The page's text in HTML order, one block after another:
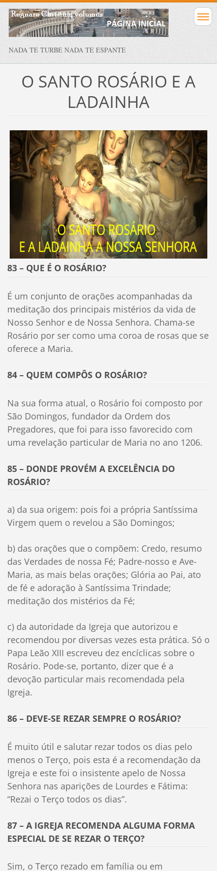
NADA TE TURBE NADA TE ESPANTE
O SANTO ROSÁRIO E A
LADAINHA
83 – QUE É O ROSÁRIO?
É um conjunto de orações acompanhadas da
meditação dos principais mistérios da vida de
Nosso Senhor e de Nossa Senhora. Chama-se
Rosário por ser como uma coroa de rosas que se
oferece a Maria.
84 – QUEM COMPÔS O ROSÁRIO?
Na sua forma atual, o Rosário foi composto por
São Domingos, fundador da Ordem dos
Pregadores, que foi para isso favorecido com
uma revelação particular de Maria no ano 1206.
85 – DONDE PROVÉM A EXCELÊNCIA DO
ROSÁRIO?
a) da sua origem: pois foi a própria Santíssima
Virgem quem o revelou a São Domingos;
b) das orações que o compõem: Credo, resumo
das Verdades de nossa Fé; Padre-nosso e Ave-
Maria, as mais belas orações; Glória ao Pai, ato
de fé e adoração à Santíssima Trindade;
meditação dos mistérios da Fé;
c) da autoridade da Igreja que autorizou e
recomendou por diversas vezes esta prática. Só o
Papa Leão XIII escreveu dez encíclicas sobre o
Rosário. Pode-se, portanto, dizer que é a
devoção particular mais recomendada pela
Igreja.
86 – DEVE-SE REZAR SEMPRE O ROSÁRIO?
É muito útil e salutar rezar todos os dias pelo
menos o Terço, pois esta é a recomendação da
Igreja e este foi o insistente apelo de Nossa
Senhora nas aparições de Lourdes e Fátima:
“Rezai o Terço todos os dias”.
87 – A IGREJA RECOMENDA ALGUMA FORMA
ESPECIAL DE SE REZAR O TERÇO?
Sim, o Terço rezado em família ou em